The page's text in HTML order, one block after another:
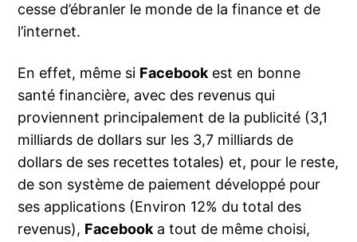
cesse d’ébranler le monde de la finance et de
l’internet.
En effet, même si Facebookest en bonne
santé financière, avec des revenus qui
proviennent principalement de la publicité (3,1
milliards de dollars sur les 3,7 milliards de
dollars de ses recettes totales) et, pour le reste,
de son système de paiement développé pour
ses applications (Environ 12% du total des
revenus), Facebooka tout de même choisi,